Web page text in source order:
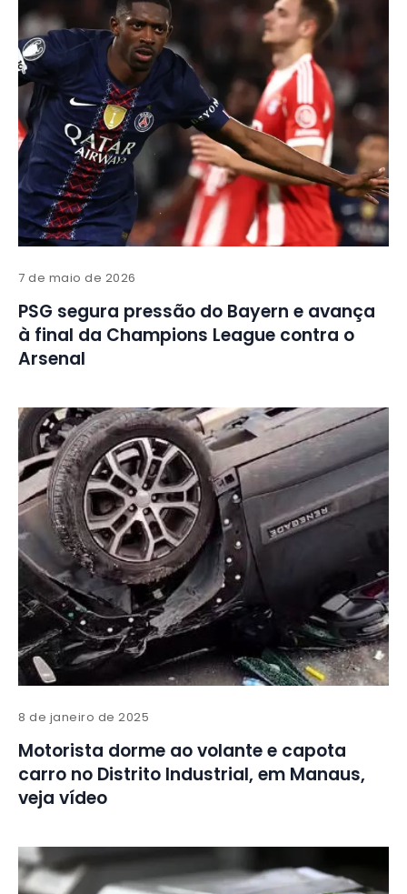
7 de maio de 2026
PSG segura pressão do Bayern e avança
à final da Champions League contra o
Arsenal
8 de janeiro de 2025
Motorista dorme ao volante e capota
carro no Distrito Industrial, em Manaus,
veja vídeo